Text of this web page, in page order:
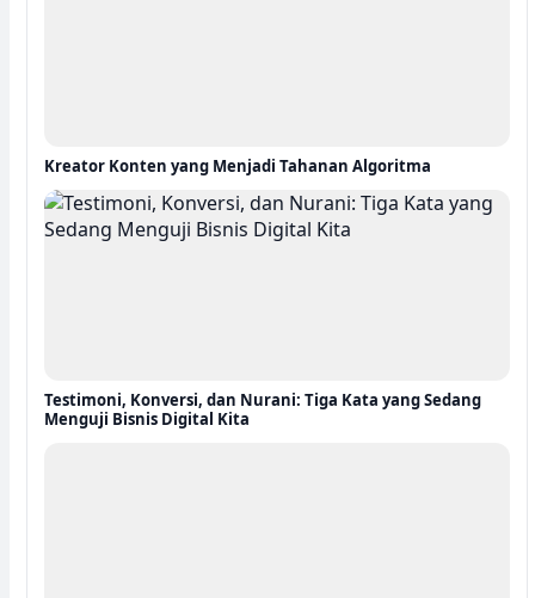
Kreator Konten yang Menjadi Tahanan Algoritma
Testimoni, Konversi, dan Nurani: Tiga Kata yang Sedang
Menguji Bisnis Digital Kita